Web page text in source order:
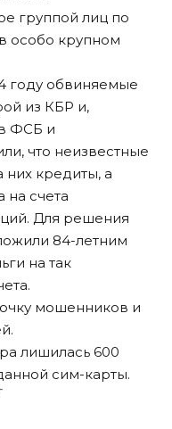
группой лиц по
особо крупном
году обвиняемые
из КБР и,
ФСБ и
что неизвестные
кредиты, а
на счета
Для решения
84-летним
на так
мошенников и
лишилась 600
сим-карты.